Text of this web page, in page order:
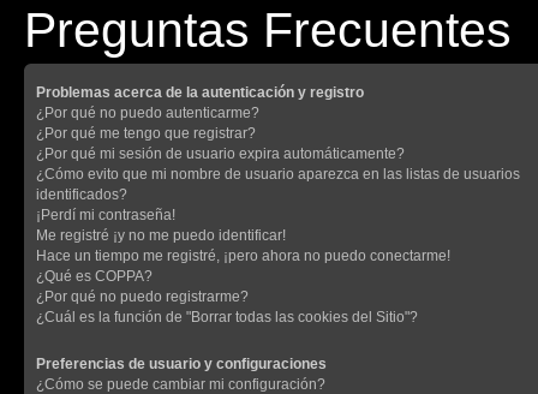
Preguntas Frecuentes
Problemas acerca de la autenticación y registro
¿Por qué no puedo autenticarme?
¿Por qué me tengo que registrar?
¿Por qué mi sesión de usuario expira automáticamente?
¿Cómo evito que mi nombre de usuario aparezca en las listas de usuarios
identificados?
¡Perdí mi contraseña!
Me registré ¡y no me puedo identificar!
Hace un tiempo me registré, ¡pero ahora no puedo conectarme!
¿Qué es COPPA?
¿Por qué no puedo registrarme?
¿Cuál es la función de "Borrar todas las cookies del Sitio"?
Preferencias de usuario y configuraciones
¿Cómo se puede cambiar mi configuración?